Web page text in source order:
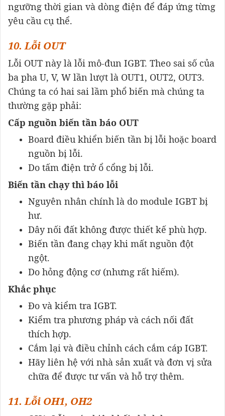
ngưỡng thời gian và dòng điện để đáp ứng từng
yêu cầu cụ thể.
10. Lỗi OUT
Lỗi OUT này là lỗi mô-đun IGBT. Theo sai số của
ba pha U, V, W lần lượt là OUT1, OUT2, OUT3.
Chúng ta có hai sai lầm phổ biến mà chúng ta
thường gặp phải:
Cấp nguồn biến tần báo OUT
Board điều khiển biến tần bị lỗi hoặc board
nguồn bị lỗi.
Do tấm điện trở ổ cổng bị lỗi.
Biến tần chạy thì báo lỗi
Nguyên nhân chính là do module IGBT bị
hư.
Dây nối đất không được thiết kế phù hợp.
Biến tần đang chạy khi mất nguồn đột
ngột.
Do hỏng động cơ (nhưng rất hiếm).
Khắc phục
Đo và kiểm tra IGBT.
Kiểm tra phương pháp và cách nối đất
thích hợp.
Cắm lại và điều chỉnh cách cắm cáp IGBT.
Hãy liên hệ với nhà sản xuất và đơn vị sửa
chữa để được tư vấn và hỗ trợ thêm.
11. Lỗi OH1, OH2